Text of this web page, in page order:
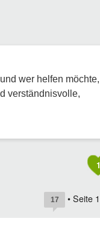
wer helfen möchte,
verständnisvolle,
1
17 • Seite 1